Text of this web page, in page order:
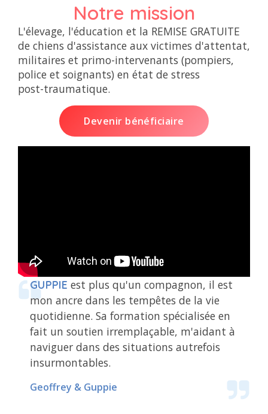
Notre mission
L'élevage, l'éducation et la REMISE GRATUITE
de chiens d'assistance aux victimes d'attentat,
militaires et primo-intervenants (pompiers,
police et soignants) en état de stress
post-traumatique.
Devenir bénéficiaire
GUPPIE est plus qu'un compagnon, il est
mon ancre dans les tempêtes de la vie
quotidienne. Sa formation spécialisée en
fait un soutien irremplaçable, m'aidant à
naviguer dans des situations autrefois
insurmontables.
Geoffrey & Guppie
Plus qu'un chien d'assistance,ÉCLAIR
m'aide à me reconstruire.
Frédéric & Éclair
THORest un cadeau incroyable qui me
change la vie au quotidien.
Romain & Thor